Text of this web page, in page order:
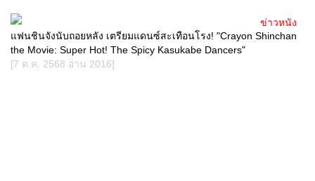
แฟนชินจังนับถอยหลัง เตรียมแดนซ์สะเทือนโรง! "Crayon Shinchan
the Movie: Super Hot! The Spicy Kasukabe Dancers"
[7 ต.ค. 2568 อ่าน 2016]
ข่าวหนัง